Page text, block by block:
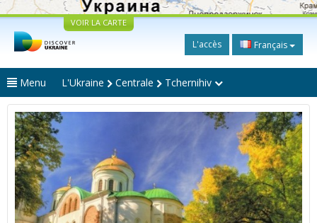
VOIR LA CARTE
L'accès Français
Menu L'Ukraine Centrale Tchernihiv